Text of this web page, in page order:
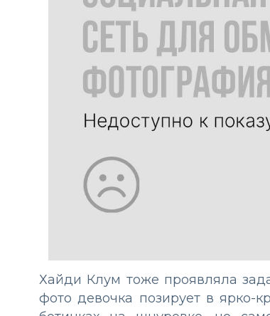
Хайди Клум тоже проявляла
фото девочка позирует в ярко-